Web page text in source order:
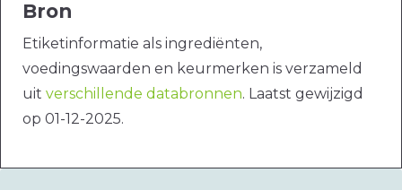
Bron
Etiketinformatie als ingrediënten,
voedingswaarden en keurmerken is verzameld
uit verschillende databronnen. Laatst gewijzigd
op 01-12-2025.